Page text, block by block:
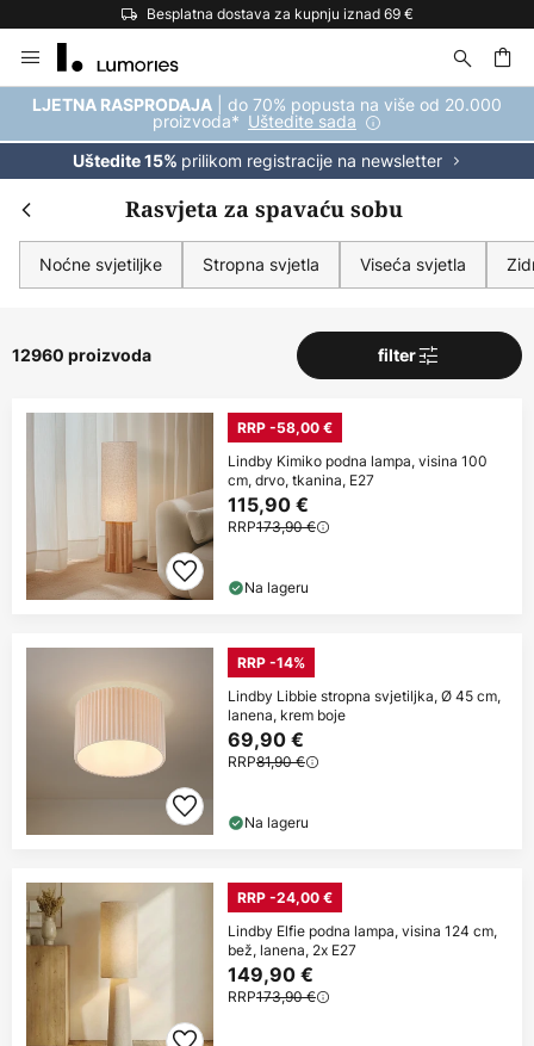
Besplatna dostava za kupnju iznad 69 €
to
Content
LJETNA RASPRODAJA | do 70% popusta na više od 20.000
proizvoda* Uštedite sada
Uštedite 15% prilikom registracije na newsletter
Rasvjeta za spavaću sobu
Noćne svjetiljke Stropna svjetla Viseća svjetla
12960 proizvoda filter
RRP -58,00 €
Lindby Kimiko podna lampa, visina 100
cm, drvo, tkanina, E27
115,90 €
RRP173,90 €
Na lageru
RRP -14%
Lindby Libbie stropna svjetiljka, Ø 45 cm,
lanena, krem boje
69,90 €
RRP81,90 €
Na lageru
RRP -24,00 €
Lindby Elfie podna lampa, visina 124 cm,
bež, lanena, 2x E27
149,90 €
RRP173,90 €